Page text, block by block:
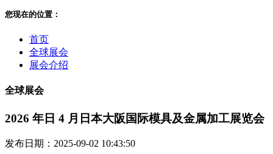
您现在的位置：
首页
全球展会
展会介绍
全球展会
2026 年日 4 月日本大阪国际模具及金属加工展览会
发布日期：2025-09-02 10:43:50